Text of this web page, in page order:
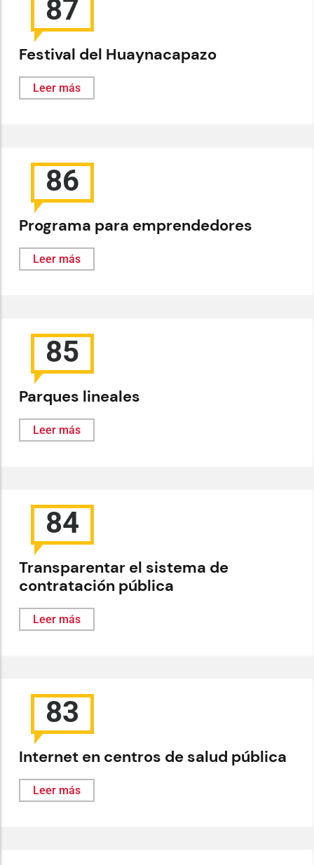
87
Festival del Huaynacapazo
Leer más
86
Programa para emprendedores
Leer más
85
Parques lineales
Leer más
84
Transparentar el sistema de
contratación pública
Leer más
83
Internet en centros de salud pública
Leer más